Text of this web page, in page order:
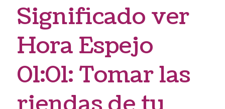
Significado ver
Hora Espejo
01:01: Tomar las